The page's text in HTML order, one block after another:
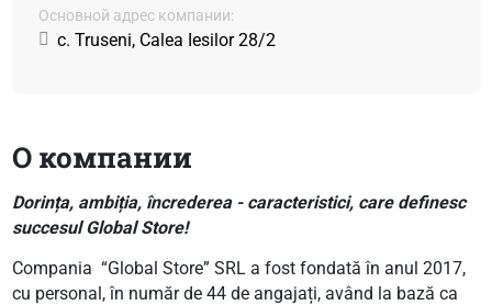
Основной адрес компании:
c. Truseni, Calea Iesilor 28/2
О компании
Dorința, ambiția, încrederea - caracteristici, care definesc
succesul Global Store!
Compania “Global Store” SRL a fost fondată în anul 2017,
cu personal, în număr de 44 de angajați, având la bază ca